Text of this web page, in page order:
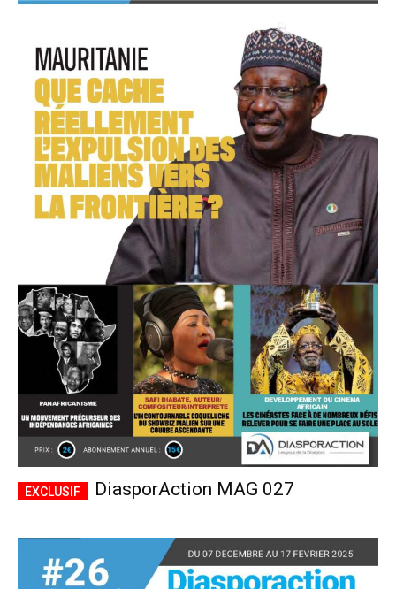
DiasporAction MAG 027